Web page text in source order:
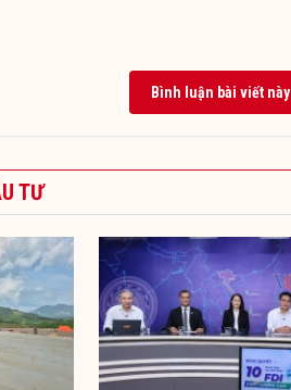
Bình luận bài viết này
TƯ